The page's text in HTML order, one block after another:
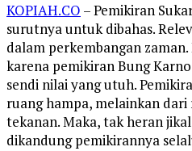
KOPIAH.CO – Pemikiran
surutnya untuk dibahas.
dalam perkembangan
karena pemikiran Bung
sendi nilai yang utuh.
ruang hampa, melainkan
tekanan. Maka, tak heran
dikandung pemikirannya